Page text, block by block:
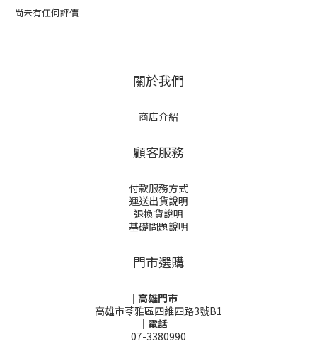
尚未有任何評價
關於我們
商店介紹
顧客服務
付款服務方式
運送出貨說明
退換貨說明
基礎問題說明
門市選購
｜高雄門市｜
高雄市苓雅區四維四路3號B1
｜電話｜
07-3380990